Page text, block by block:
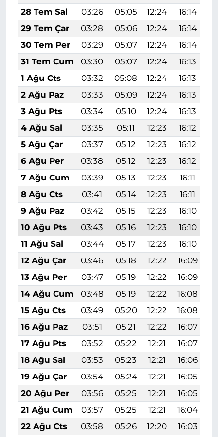
28 Tem Sal
03:26 05:05 12:24 16:14
29 Tem Çar
03:28 05:06 12:24 16:14
30 Tem Per
03:29 05:07 12:24 16:14
31 Tem Cum
03:30 05:07 12:24 16:13
1 Ağu Cts
03:32 05:08 12:24 16:13
2 Ağu Paz
03:33 05:09 12:24 16:13
3 Ağu Pts
03:34 05:10 12:24 16:13
4 Ağu Sal
03:35 05:11 12:23 16:12
5 Ağu Çar
03:37 05:12 12:23 16:12
6 Ağu Per
03:38 05:12 12:23 16:12
7 Ağu Cum
03:39 05:13 12:23 16:11
8 Ağu Cts
03:41 05:14 12:23 16:11
9 Ağu Paz
03:42 05:15 12:23 16:10
10 Ağu Pts
03:43 05:16 12:23 16:10
11 Ağu Sal
03:44 05:17 12:23 16:10
12 Ağu Çar
03:46 05:18 12:22 16:09
13 Ağu Per
03:47 05:19 12:22 16:09
14 Ağu Cum
03:48 05:19 12:22 16:08
15 Ağu Cts
03:49 05:20 12:22 16:08
16 Ağu Paz
03:51 05:21 12:22 16:07
17 Ağu Pts
03:52 05:22 12:21 16:07
18 Ağu Sal
03:53 05:23 12:21 16:06
19 Ağu Çar
03:54 05:24 12:21 16:05
20 Ağu Per
03:56 05:25 12:21 16:05
21 Ağu Cum
03:57 05:25 12:21 16:04
22 Ağu Cts
03:58 05:26 12:20 16:03